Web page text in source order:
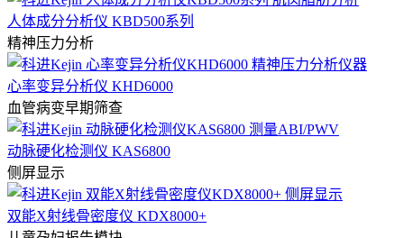
人体成分分析仪 KBD500系列
精神压力分析
心率变异分析仪 KHD6000
血管病变早期筛查
动脉硬化检测仪 KAS6800
侧屏显示
双能X射线骨密度仪 KDX8000+